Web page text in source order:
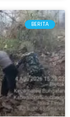
BERITA